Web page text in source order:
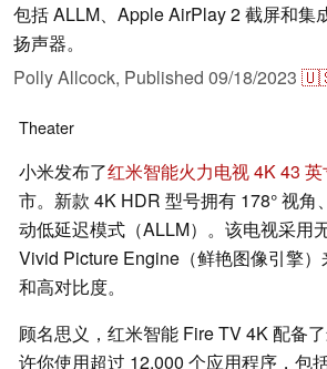
包括 ALLM、Apple AirPlay 2 截屏和集
扬声器。
Polly Allcock, Published 09/18/2023
Theater
小米发布了红米智能火力电视 4K 43 英
市。新款 4K HDR 型号拥有 178° 视角
动低延迟模式（ALLM）。该电视采用
Vivid Picture Engine（鲜艳图像引擎
和高对比度。
顾名思义，红米智能 Fire TV 4K 配备
许你使用超过 12,000 个应用程序，包